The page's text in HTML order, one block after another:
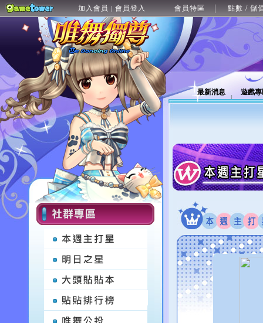
加入會員 | 會員登入 會員特區 點數 / 儲
最新消息 遊戲